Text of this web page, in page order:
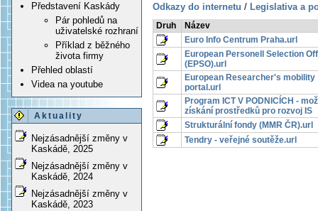
Představení Kaskády
Pár pohledů na
uživatelské rozhraní
Příklad z běžného
života firmy
Přehled oblastí
Videa na youtube
Aktuality
Nejzásadnější změny v
Kaskádě, 2025
Nejzásadnější změny v
Kaskádě, 2024
Nejzásadnější změny v
Kaskádě, 2023
Odkazy do internetu / Legislativa a
Druh
Název
Euro Info Centrum Praha.url
European Personell Selection
(EPSO).url
European Researcher's mobility
portal.url
Program ICT V PODNICÍCH -
získání prostředků pro rozvoj IS
Strukturální fondy (MMR ČR).url
Tendry - veřejné soutěže.url